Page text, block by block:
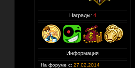
Награды: 4
Информация
На форуме с: 27.02.2014